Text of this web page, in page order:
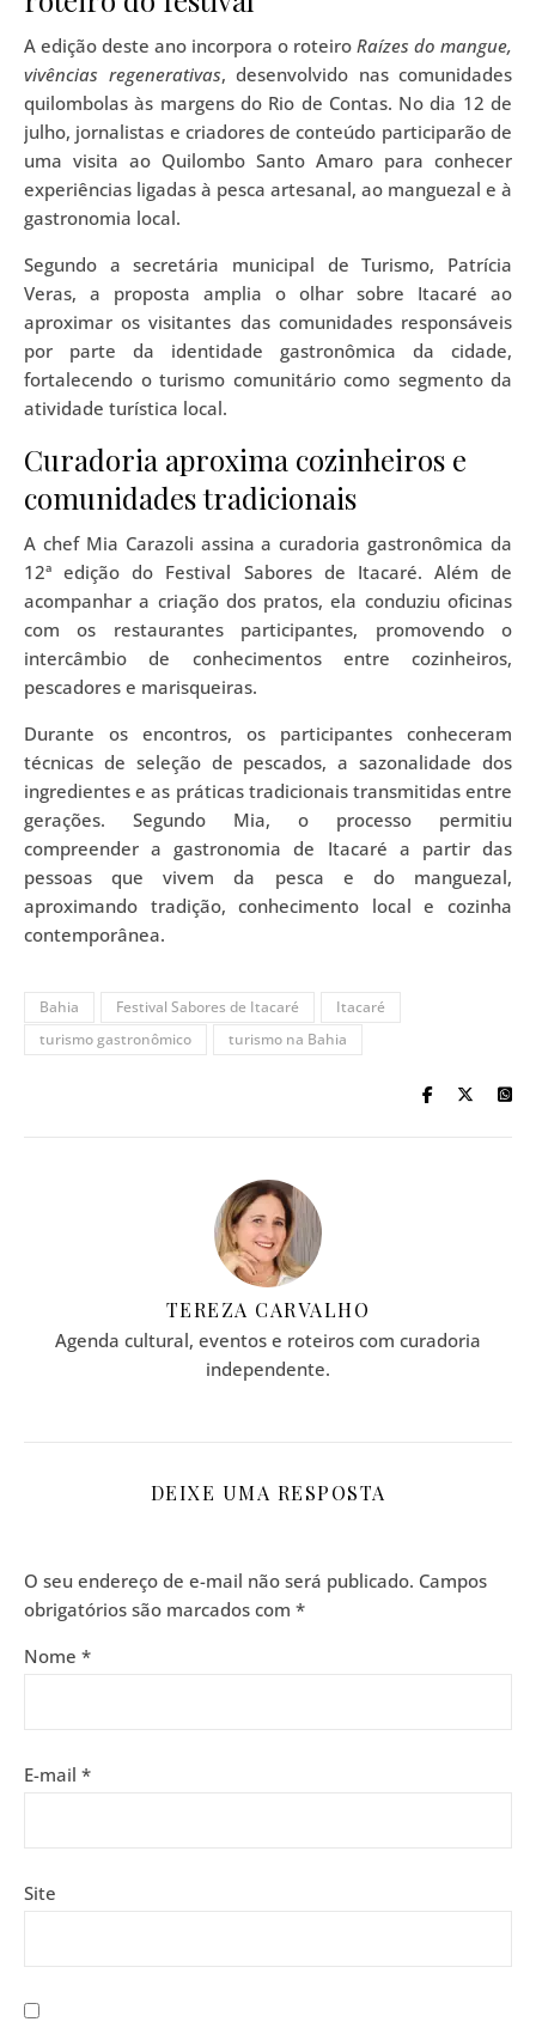
A edição deste ano incorpora o roteiro Raízes do mangue,
vivências regenerativas, desenvolvido nas comunidades
quilombolas às margens do Rio de Contas. No dia 12 de
julho, jornalistas e criadores de conteúdo participarão de
uma visita ao Quilombo Santo Amaro para conhecer
experiências ligadas à pesca artesanal, ao manguezal e à
gastronomia local.
Segundo a secretária municipal de Turismo, Patrícia
Veras, a proposta amplia o olhar sobre Itacaré ao
aproximar os visitantes das comunidades responsáveis
por parte da identidade gastronômica da cidade,
fortalecendo o turismo comunitário como segmento da
atividade turística local.
Curadoria aproxima cozinheiros e
comunidades tradicionais
A chef Mia Carazoli assina a curadoria gastronômica da
12ª edição do Festival Sabores de Itacaré. Além de
acompanhar a criação dos pratos, ela conduziu oficinas
com os restaurantes participantes, promovendo o
intercâmbio de conhecimentos entre cozinheiros,
pescadores e marisqueiras.
Durante os encontros, os participantes conheceram
técnicas de seleção de pescados, a sazonalidade dos
ingredientes e as práticas tradicionais transmitidas entre
gerações. Segundo Mia, o processo permitiu
compreender a gastronomia de Itacaré a partir das
pessoas que vivem da pesca e do manguezal,
aproximando tradição, conhecimento local e cozinha
contemporânea.
Bahia Festival Sabores de Itacaré
Itacaré
turismo gastronômico
turismo na Bahia
TEREZA CARVALHO
Agenda cultural, eventos e roteiros com curadoria
independente.
DEIXE UMA RESPOSTA
O seu endereço de e-mail não será publicado. Campos
obrigatórios são marcados com *
Nome *
E-mail *
Site